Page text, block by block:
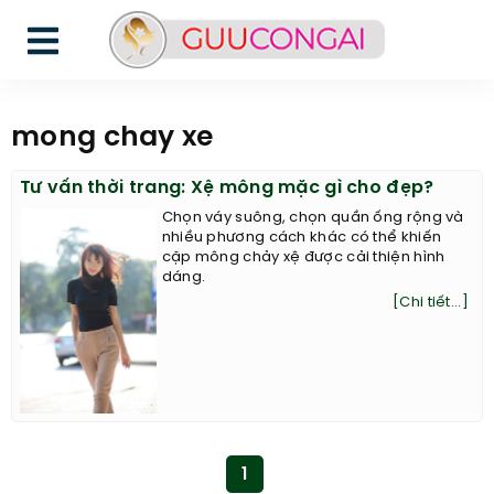
mong chay xe
Tư vấn thời trang: Xệ mông mặc gì cho đẹp?
Chọn váy suông, chọn quần ống rộng và
nhiều phương cách khác có thể khiến
cặp mông chảy xệ được cải thiện hình
dáng.
[Chi tiết...]